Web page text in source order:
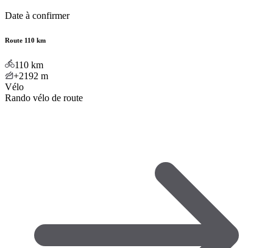
Date à confirmer
Route 110 km
110 km
+2192 m
Vélo
Rando vélo de route